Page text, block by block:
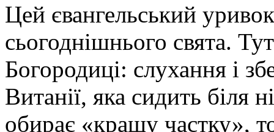
Цей євангельський
сьогоднішнього свята.
Богородиці: слухання і
Витанії, яка сидить біля
обирає «кращу частку»,